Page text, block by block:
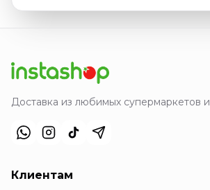
Доставка из любимых супермаркетов и
Клиентам